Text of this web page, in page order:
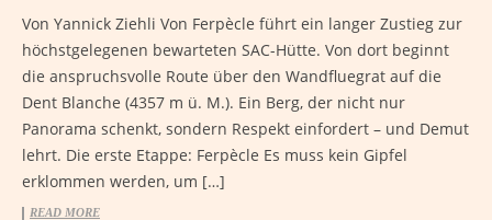
Von Yannick Ziehli Von Ferpècle führt ein langer Zustieg zur
höchstgelegenen bewarteten SAC-Hütte. Von dort beginnt
die anspruchsvolle Route über den Wandfluegrat auf die
Dent Blanche (4357 m ü. M.). Ein Berg, der nicht nur
Panorama schenkt, sondern Respekt einfordert – und Demut
lehrt. Die erste Etappe: Ferpècle Es muss kein Gipfel
erklommen werden, um […]
READ MORE